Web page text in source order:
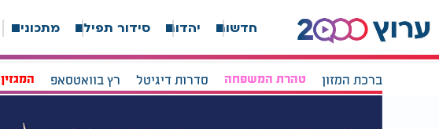
חדשות יהדות סידור תפילה מתכונים
ברכת המזון טהרת המשפחה סדרות דיגיטל רץ בוואטסאפ המגזין